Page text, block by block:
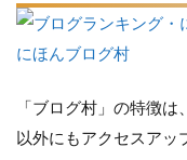
にほんブログ村
「ブログ村」の特徴
以外にもアクセスアッ